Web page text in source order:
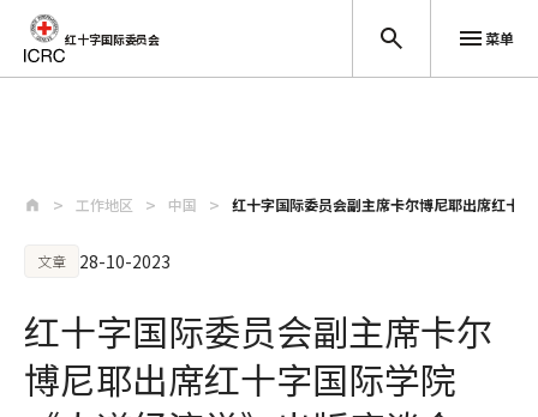
红十字国际委员会 菜单
工作地区 中国 红十字国际委员会副主席卡尔博尼耶出席红十
文章 28-10-2023
红十字国际委员会副主席卡尔
博尼耶出席红十字国际学院